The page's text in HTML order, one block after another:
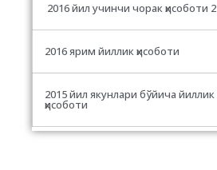
2016 йил учинчи чорак ҳисоботи 2
2016 ярим йиллик ҳисоботи
2015 йил якунлари бўйича йиллик
ҳисоботи